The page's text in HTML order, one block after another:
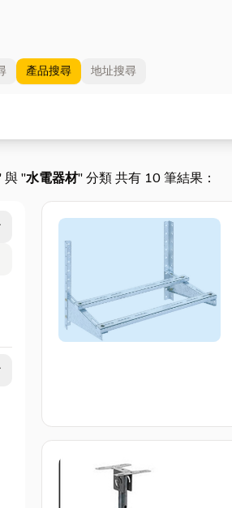
產品搜尋 地址搜尋
與 "水電器材" 分類 共有 10 筆結果：